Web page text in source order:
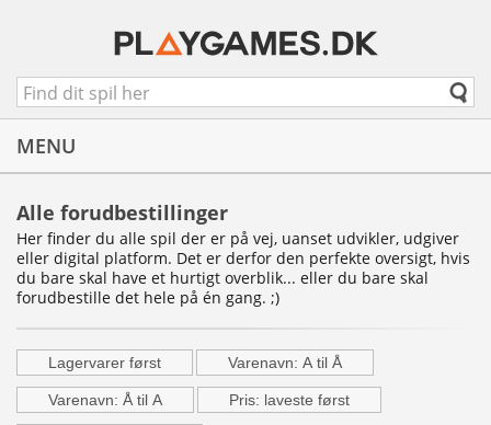
MENU
Alle forudbestillinger
Her finder du alle spil der er på vej, uanset udvikler, udgiver
eller digital platform. Det er derfor den perfekte oversigt, hvis
du bare skal have et hurtigt overblik... eller du bare skal
forudbestille det hele på én gang. ;)
Lagervarer først Varenavn: A til Å
Varenavn: Å til A Pris: laveste først